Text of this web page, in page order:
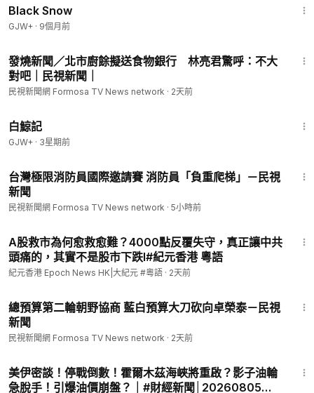
Black Snow
GJW+ · 9個月前
發燒新聞／北市廚餘擬送食物銀行 林亮君驚呼：不大
對吧｜民視新聞｜
民視新聞網 Formosa TV News network · 2天前
白鯨記
GJW+ · 3星期前
台灣極限消防員國際邀請賽 消防員「負重爬梯」－民視
新聞
民視新聞網 Formosa TV News network · 5小時前
A股救市為何愈救愈難？4000點反覆失守，真正讓中共
頭痛的，其實不是股市下跌l#紀元香港 粵語
紀元香港 Epoch News HK|大紀元 #粵語 · 2天前
總預算第二輪朝野協商 藍白預算大刀砍向卓榮泰－民視
新聞
民視新聞網 Formosa TV News network · 2天前
美伊密談！停戰倒數！霍爾木茲海峽將重啟？影子油輪
急脫手！引爆油價崩盤？｜#財經新聞│20260805